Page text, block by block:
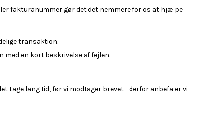
fakturanummer gør det det nemmere for os at hjælpe
transaktion.
med en kort beskrivelse af fejlen.
tage lang tid, før vi modtager brevet - derfor anbefaler vi